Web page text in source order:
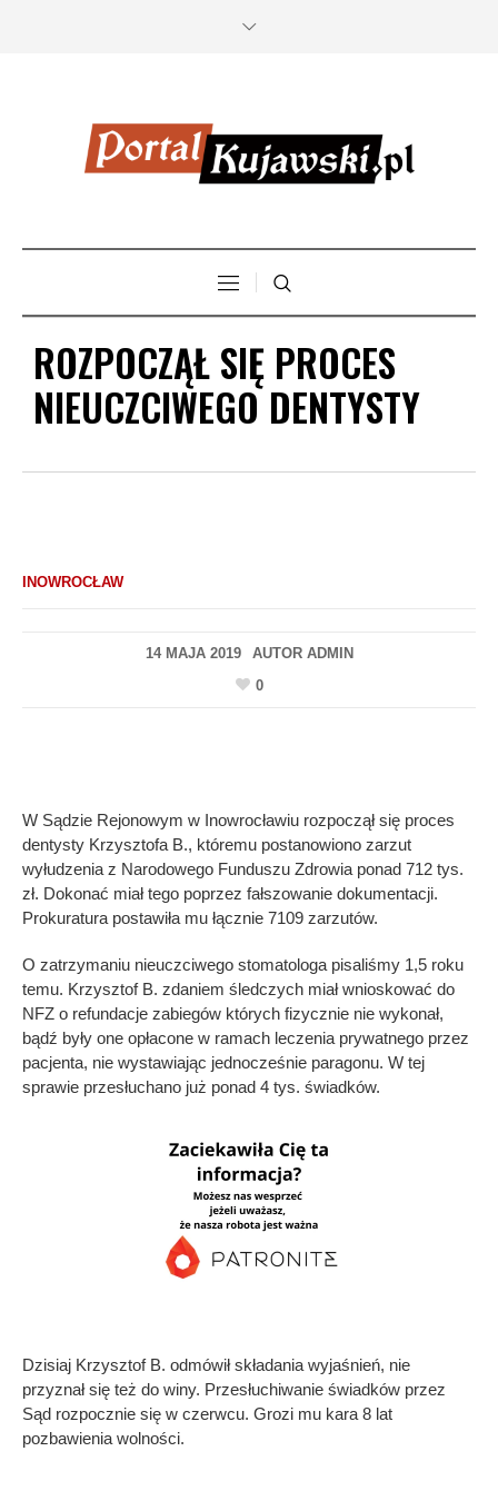
ROZPOCZĄŁ SIĘ PROCES
NIEUCZCIWEGO DENTYSTY
INOWROCŁAW
14 MAJA 2019 AUTOR ADMIN
0
W Sądzie Rejonowym w Inowrocławiu rozpoczął się proces
dentysty Krzysztofa B., któremu postanowiono zarzut
wyłudzenia z Narodowego Funduszu Zdrowia ponad 712 tys.
zł. Dokonać miał tego poprzez fałszowanie dokumentacji.
Prokuratura postawiła mu łącznie 7109 zarzutów.
O zatrzymaniu nieuczciwego stomatologa pisaliśmy 1,5 roku
temu. Krzysztof B. zdaniem śledczych miał wnioskować do
NFZ o refundacje zabiegów których fizycznie nie wykonał,
bądź były one opłacone w ramach leczenia prywatnego przez
pacjenta, nie wystawiając jednocześnie paragonu. W tej
sprawie przesłuchano już ponad 4 tys. świadków.
Dzisiaj Krzysztof B. odmówił składania wyjaśnień, nie
przyznał się też do winy. Przesłuchiwanie świadków przez
Sąd rozpocznie się w czerwcu. Grozi mu kara 8 lat
pozbawienia wolności.